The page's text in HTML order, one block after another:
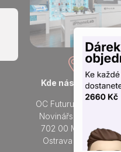
Kde nás najdete
OC Futurum Ostrava
Novinářská 3178/6
702 00 Moravská
Ostrava a Přívoz